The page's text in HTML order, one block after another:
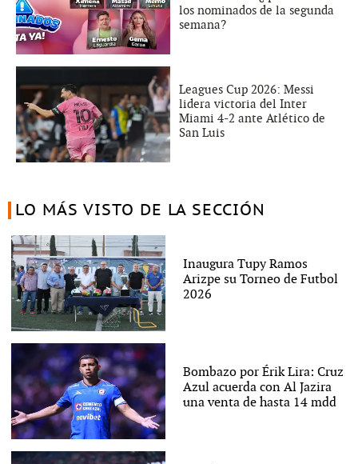
los nominados de la segunda
semana?
Leagues Cup 2026: Messi
lidera victoria del Inter
Miami 4-2 ante Atlético de
San Luis
LO MÁS VISTO DE LA SECCIÓN
Inaugura Tupy Ramos
Arizpe su Torneo de Futbol
2026
Bombazo por Érik Lira: Cruz
Azul acuerda con Al Jazira
una venta de hasta 14 mdd